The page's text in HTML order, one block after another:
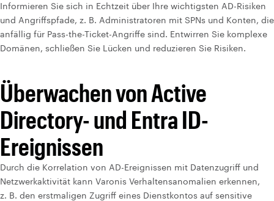
Informieren Sie sich in Echtzeit über Ihre wichtigsten AD-Risiken
und Angriffspfade, z. B. Administratoren mit SPNs und Konten, die
anfällig für Pass-the-Ticket-Angriffe sind. Entwirren Sie komplexe
Domänen, schließen Sie Lücken und reduzieren Sie Risiken.
Überwachen von Active
Directory- und Entra ID-
Ereignissen
Durch die Korrelation von AD-Ereignissen mit Datenzugriff und
Netzwerkaktivität kann Varonis Verhaltensanomalien erkennen,
z. B. den erstmaligen Zugriff eines Dienstkontos auf sensitive